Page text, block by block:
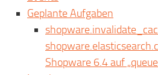
Geplante Aufgaben
Shopware 6.4 auf